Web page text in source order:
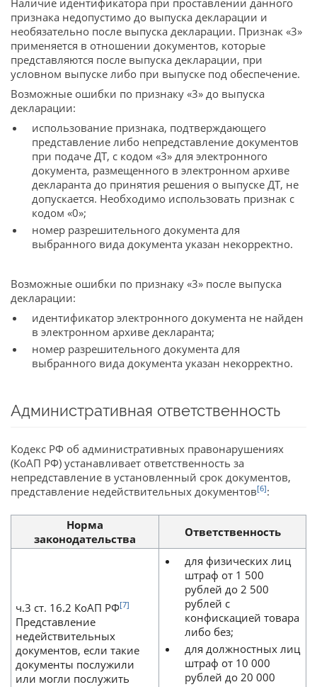
признака недопустимо до выпуска декларации и
необязательно после выпуска декларации. Признак «3»
применяется в отношении документов, которые
представляются после выпуска декларации, при
условном выпуске либо при выпуске под обеспечение.
Возможные ошибки по признаку «3» до выпуска
декларации:
использование признака, подтверждающего
представление либо непредставление документов
при подаче ДТ, с кодом «3» для электронного
документа, размещенного в электронном архиве
декларанта до принятия решения о выпуске ДТ, не
допускается. Необходимо использовать признак с
кодом «0»;
номер разрешительного документа для
выбранного вида документа указан некорректно.
Возможные ошибки по признаку «3» после выпуска
декларации:
идентификатор электронного документа не найден
в электронном архиве декларанта;
номер разрешительного документа для
выбранного вида документа указан некорректно.
Административная ответственность
Кодекс РФ об административных правонарушениях
(КоАП РФ) устанавливает ответственность за
непредставление в установленный срок документов,
представление недействительных документов[6]:
Норма
законодательства
Ответственность
ч.3 ст. 16.2 КоАП РФ[7]
Представление
недействительных
документов, если такие
документы послужили
или могли послужить
для физических лиц
штраф от 1 500
рублей до 2 500
рублей с
конфискацией товара
либо без;
для должностных лиц
штраф от 10 000
рублей до 20 000